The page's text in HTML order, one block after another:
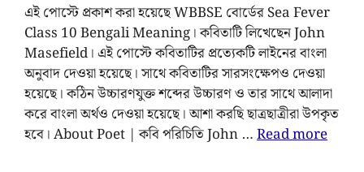
এই পোস্টে প্রকাশ করা হয়েছে WBBSE বোর্ডের Sea Fever
Class 10 Bengali Meaning। কবিতাটি লিখেছেন John
Masefield। এই পোস্টে কবিতাটির প্রত্যেকটি লাইনের বাংলা
অনুবাদ দেওয়া হয়েছে। সাথে কবিতাটির সারসংক্ষেপও দেওয়া
হয়েছে। কঠিন উচ্চারণযুক্ত শব্দের উচ্চারণ ও তার সাথে আলাদা
করে বাংলা অর্থও দেওয়া হয়েছে। আশা করছি ছাত্রছাত্রীরা উপকৃত
হবে। About Poet | কবি পরিচিতি John …Read more